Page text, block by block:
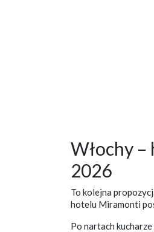
Włochy
2026
To kolejna
hotelu Miramonti
Po nartach